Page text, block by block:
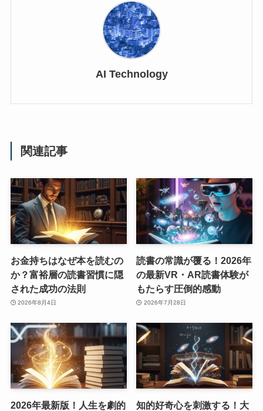
AI Technology
関連記事
お金持ちはなぜ本を読むの
か？富裕層の読書習慣に隠
された成功の法則
2026年8月4日
読書の常識が覆る！2026年
の最新VR・AR読書体験が
もたらす圧倒的感動
2026年7月28日
2026年最新版！人生を劇的
知的好奇心を刺激する！大